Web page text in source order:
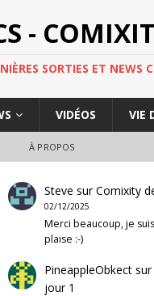
-
SORTIES ET NEWS
VIDÉOS VIE
À PROPOS
Steve surComixity
02/12/2025
Merci beaucoup, je
plaise :-)
PineappleObkect
jour 1